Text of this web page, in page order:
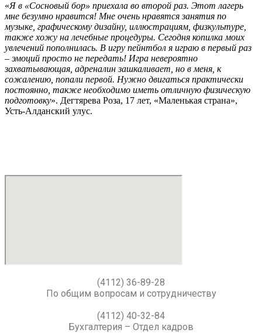
«Я в «Сосновый бор» приехала во второй раз. Этот лагерь
мне безумно нравится! Мне очень нравятся занятия по
музыке, графическому дизайну, иллюстрациям, физкультуре,
также хожу на лечебные процедуры. Сегодня копилка моих
увлечений пополнилась. В игру пейнтбол я играю в первый раз
– эмоций просто не передать! Игра невероятно
захватывающая, адреналин зашкаливает, но в меня, к
сожалению, попали первой. Нужно двигаться практически
постоянно, также необходимо иметь отличную физическую
подготовку». Дегтярева Роза, 17 лет, «Маленькая страна»,
Усть-Алданский улус.
(4112) 36-89-28
По общим вопросам и сотрудничеству
(4112) 40-32-84
Бухгалтерия – Отдел кадров